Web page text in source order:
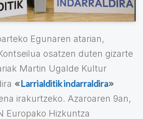
Egunaren atarian,
osatzen duten gizarte
Martin Ugalde Kultur
«Larrialditik indarraldira»
irakurtzeko. Azaroaren 9an,
Europako Hizkuntza